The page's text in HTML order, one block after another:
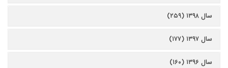
سال ۱۳۹۸ (۲۵۹)
سال ۱۳۹۷ (۱۷۷)
سال ۱۳۹۶ (۱۶۰)